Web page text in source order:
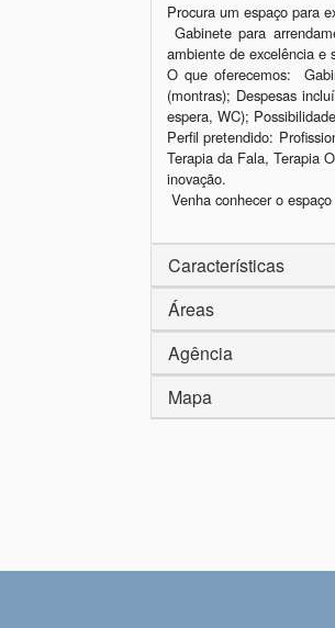
Procura um espaço para
ambiente de excelência e
O que oferecemos:
(montras); Despesas
espera, WC);
Perfil pretendido:
Terapia da Fala, Terapia
inovação.
Características
Áreas
Agência
Mapa